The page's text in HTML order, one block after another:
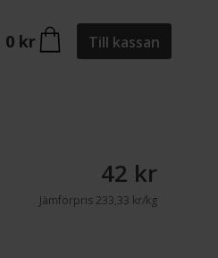
0 kr Till kassan
42 kr
Jämförpris233,33 kr/kg